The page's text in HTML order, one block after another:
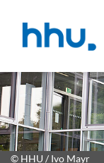
© HHU / Ivo Mayr